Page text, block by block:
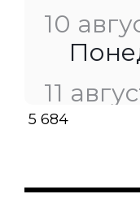
10
11
5 684